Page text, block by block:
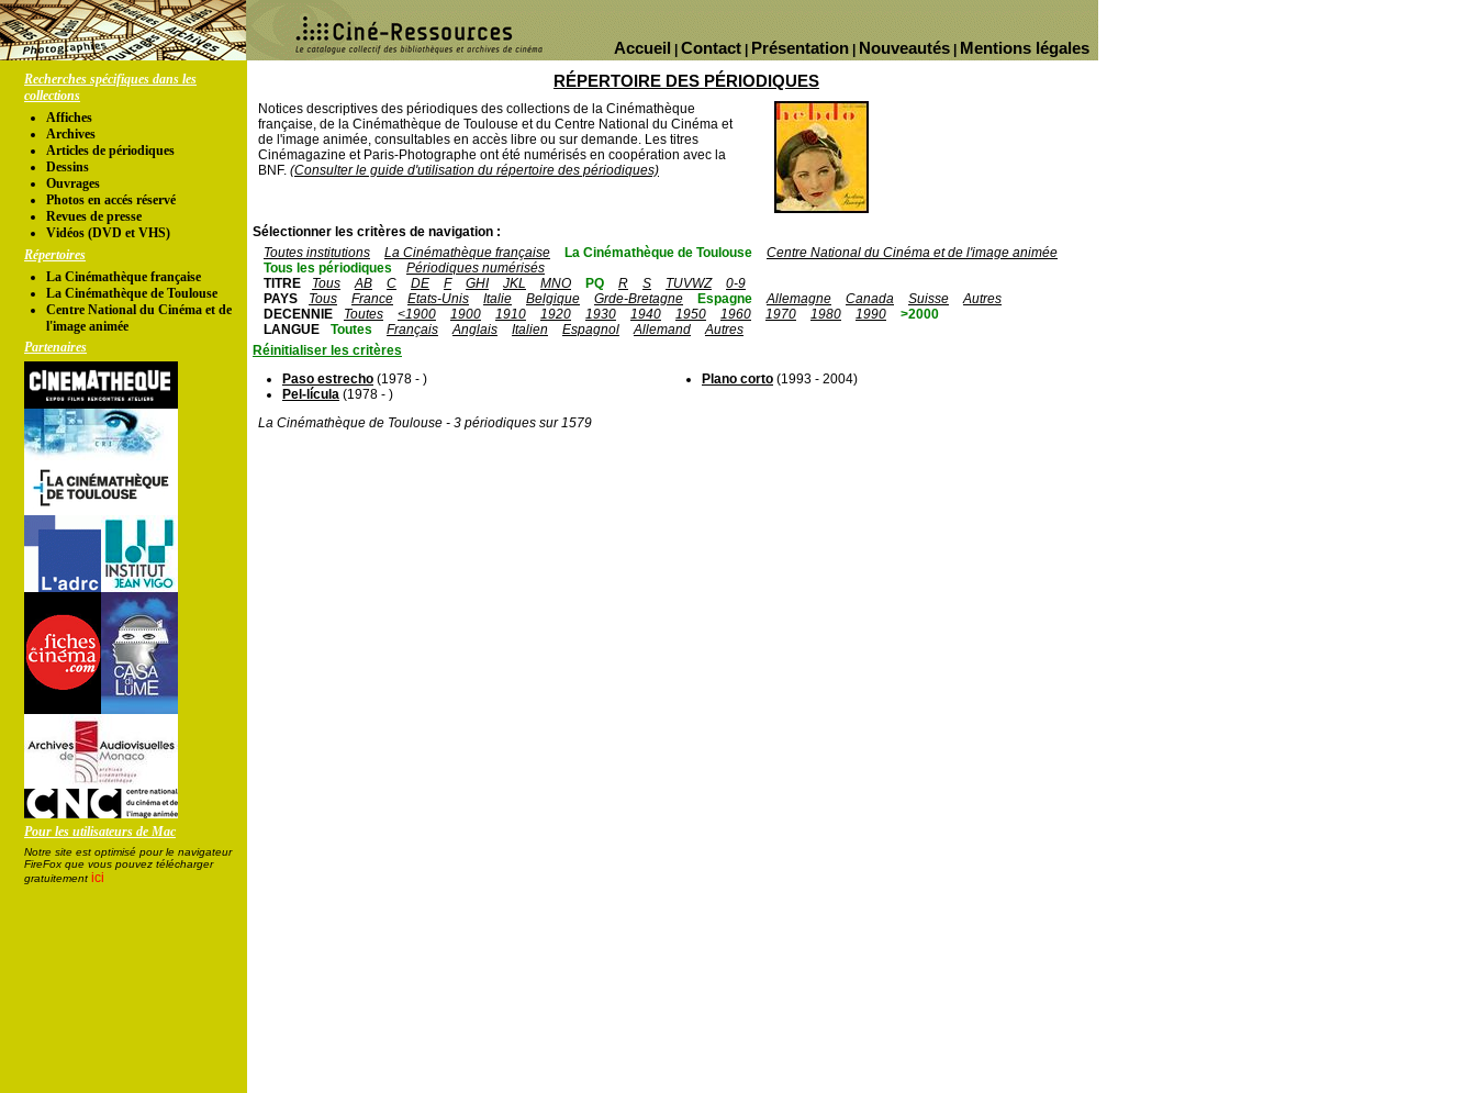
Mentions légales
Nouveautés
Présentation
Contact
Accueil
Recherches spécifiques dans les
collections
Affiches
Archives
Articles de périodiques
Dessins
Ouvrages
Photos en accés réservé
Revues de presse
Vidéos (DVD et VHS)
Répertoires
La Cinémathèque française
La Cinémathèque de Toulouse
Centre National du Cinéma et de
l'image animée
Partenaires
Pour les utilisateurs de Mac
Notre site est optimisé pour le navigateur
FireFox que vous pouvez télécharger
gratuitement ici
RÉPERTOIRE DES PÉRIODIQUES
Notices descriptives des périodiques des collections de la Cinémathèque
française, de la Cinémathèque de Toulouse et du Centre National du Cinéma et
de l'image animée, consultables en accès libre ou sur demande. Les titres
Cinémagazine et Paris-Photographe ont été numérisés en coopération avec la
BNF. (Consulter le guide d'utilisation du répertoire des périodiques)
Sélectionner les critères de navigation :
Toutes institutions
La Cinémathèque française La Cinémathèque de Toulouse
Centre National du Cinéma et de l'image animée
Tous les périodiques
Périodiques numérisés
TITRE
Tous AB C DE F GHI JKL MNO PQ R S TUVWZ
0-9
PAYS
Tous France Etats-Unis Italie Belgique Grde-Bretagne Espagne Allemagne Canada Suisse
Autres
DECENNIE
Toutes <1900 1900 1910 1920 1930 1940 1950 1960 1970 1980 1990
>2000
LANGUE
Toutes Français Anglais Italien Espagnol Allemand
Autres
Réinitialiser les critères
Paso estrecho (1978 - )
Pel-lícula (1978 - )
Plano corto (1993 - 2004)
La Cinémathèque de Toulouse - 3 périodiques sur 1579